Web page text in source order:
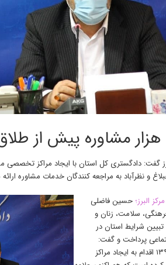
گفت: دادگستری کل استان با ایجاد مراکز تخصصی
و نظرآباد به مراجعه کنندگان خدمات مشاوره
البرز؛ حسین فاضلی
سلامت، زنان و
تبیین شرایط استان در
پرداخت و گفت:
دادگستری کل استان در سال ۱۳۹۴ اقدام به ایجاد مراکز